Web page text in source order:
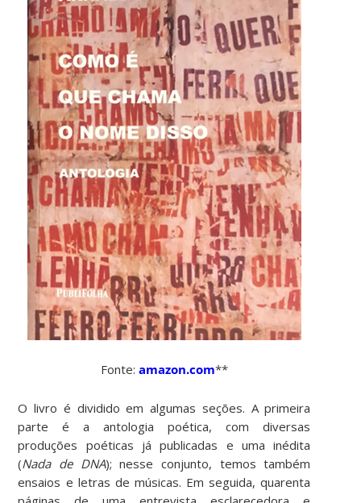
Fonte: amazon.com**
O livro é dividido em algumas seções. A primeira
parte é a antologia poética, com diversas
produções poéticas já publicadas e uma inédita
(Nada de DNA); nesse conjunto, temos também
ensaios e letras de músicas. Em seguida, quarenta